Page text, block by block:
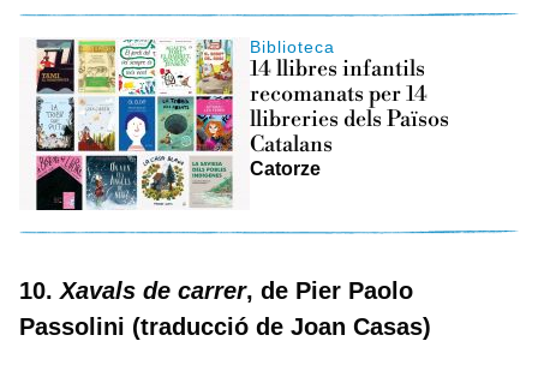
Biblioteca
14 llibres infantils
recomanats per 14
llibreries dels Països
Catalans
Catorze
10. Xavals de carrer, de Pier Paolo
Passolini (traducció de Joan Casas)